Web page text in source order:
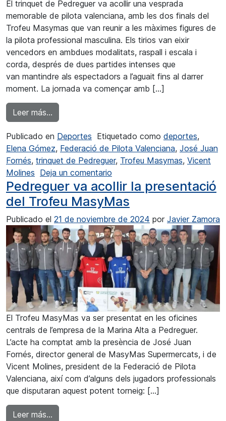
El trinquet de Pedreguer va acollir una vesprada
memorable de pilota valenciana, amb les dos finals del
Trofeu Masymas que van reunir a les màximes figures de
la pilota professional masculina. Els tirios van eixir
vencedors en ambdues modalitats, raspall i escala i
corda, després de dues partides intenses que
van mantindre als espectadors a l’aguait fins al darrer
moment. La jornada va començar amb […]
Leer más…
Publicado en Deportes Etiquetado como deportes,
Elena Gómez, Federació de Pilota Valenciana, José Juan
Fornés, trinquet de Pedreguer, Trofeu Masymas, Vicent
Molines Deja un comentario
Pedreguer va acollir la presentació
del Trofeu MasyMas
Publicado el 21 de noviembre de 2024 por Javier Zamora
El Trofeu MasyMas va ser presentat en les oficines
centrals de l’empresa de la Marina Alta a Pedreguer.
L’acte ha comptat amb la presència de José Juan
Fornés, director general de MasyMas Supermercats, i de
Vicent Molines, president de la Federació de Pilota
Valenciana, així com d’alguns dels jugadors professionals
que disputaran aquest potent torneig: […]
Leer más…